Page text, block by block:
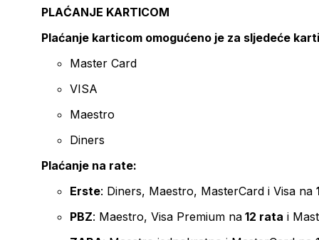
PLAĆANJE KARTICOM
Plaćanje karticom omogućeno je za sljedeće
Master Card
VISA
Maestro
Diners
Plaćanje na rate:
Erste: Diners, Maestro, MasterCard i Visa na
PBZ: Maestro, Visa Premium na 12 rata i